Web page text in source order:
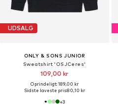
UDSALG
ONLY & SONS JUNIOR
Sweatshirt 'OSJCeres'
109,00 kr
Oprindeligt: 189,00 kr
Sidste laveste pris:80,10 kr
+3